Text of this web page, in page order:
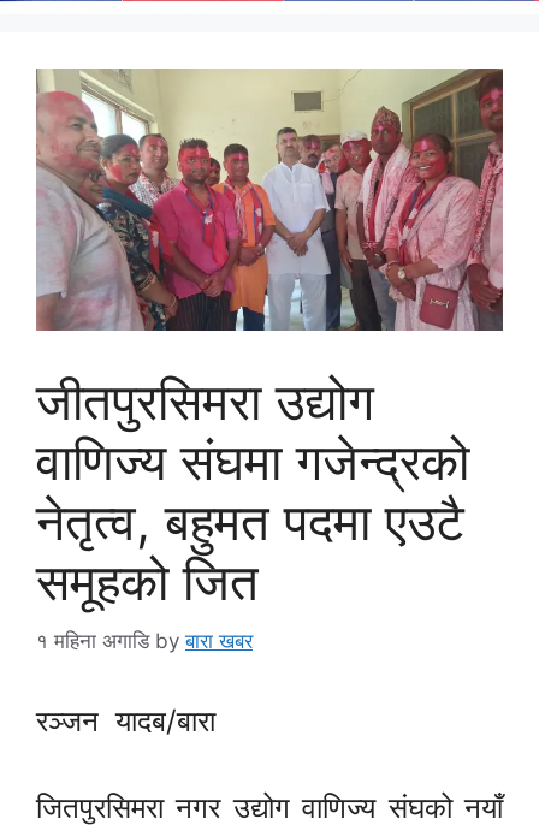
जीतपुरसिमरा उद्योग
वाणिज्य संघमा गजेन्द्रको
नेतृत्व, बहुमत पदमा एउटै
समूहको जित
१ महिना अगाडि byबारा खबर
रञ्जन यादब/बारा
जितपुरसिमरा नगर उद्योग वाणिज्य संघको नयाँ